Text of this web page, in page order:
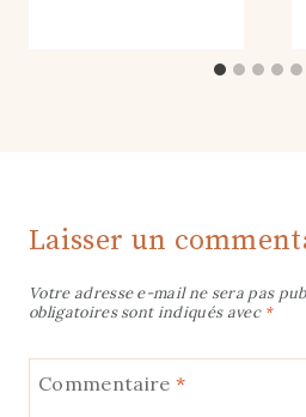
Laisser un
Votre adresse e-mail ne sera pas
obligatoires sont indiqués avec *
Commentaire *